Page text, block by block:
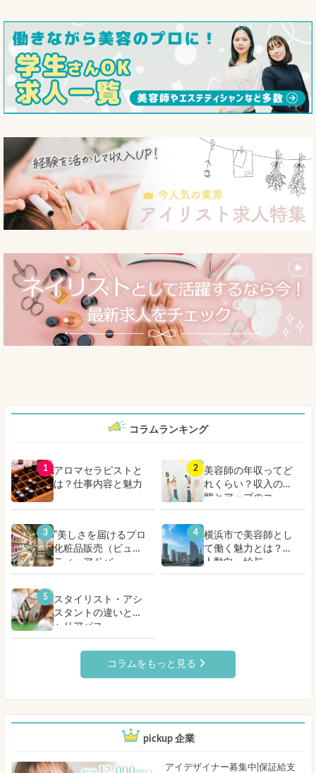
コラムランキング
1
アロマセラピストと
は？仕事内容と魅力
2
美容師の年収ってど
れくらい？収入の実
態とアップのコ...
3
“美しさを届けるプロ
化粧品販売（ビュー
ティーアドバ...
4
横浜市で美容師とし
て働く魅力とは？求
人動向・給与・...
5
スタイリスト・アシ
スタントの違いとキ
ャリアパス
コラムをもっと見る
pickup 企業
アイデザイナー募集中|保証給支